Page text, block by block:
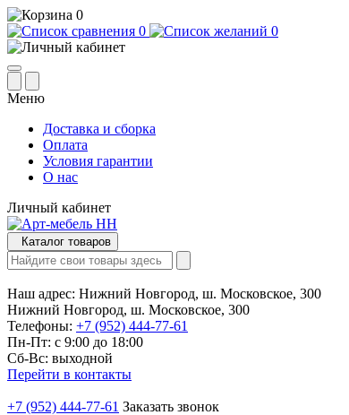
0
0
0
Меню
Доставка и сборка
Оплата
Условия гарантии
О нас
Личный кабинет
Каталог товаров
Наш адрес: Нижний Новгород, ш. Московское, 300
Нижний Новгород, ш. Московское, 300
Телефоны: +7 (952) 444-77-61
Пн-Пт: с 9:00 до 18:00
Сб-Вс: выходной
Перейти в контакты
+7 (952) 444-77-61 Заказать звонок